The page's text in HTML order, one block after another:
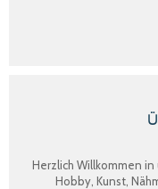
Herzlich Willkommen
Hobby, Kunst,